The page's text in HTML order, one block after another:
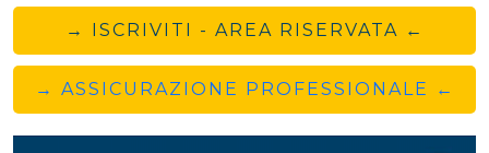
→ ISCRIVITI - AREA RISERVATA ←
→ ASSICURAZIONE PROFESSIONALE ←